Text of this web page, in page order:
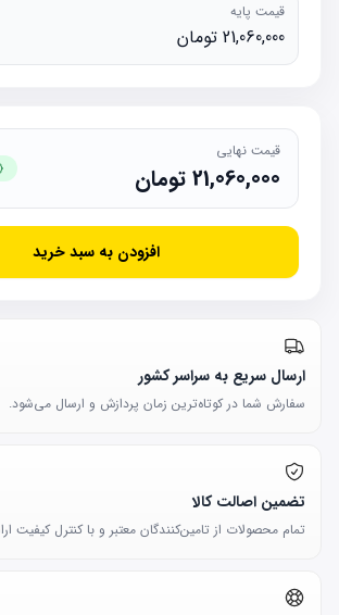
قیمت پایه
21,060,000 تومان
قیمت نهایی
21,060,000تومان
افزودن به سبد خرید
ارسال سریع به سراسر کشور
سفارش شما در کوتاه‌ترین زمان پردازش و ارسال می‌شود.
تضمین اصالت کالا
تمام محصولات از تامین‌کنندگان معتبر و با کنترل کیفیت